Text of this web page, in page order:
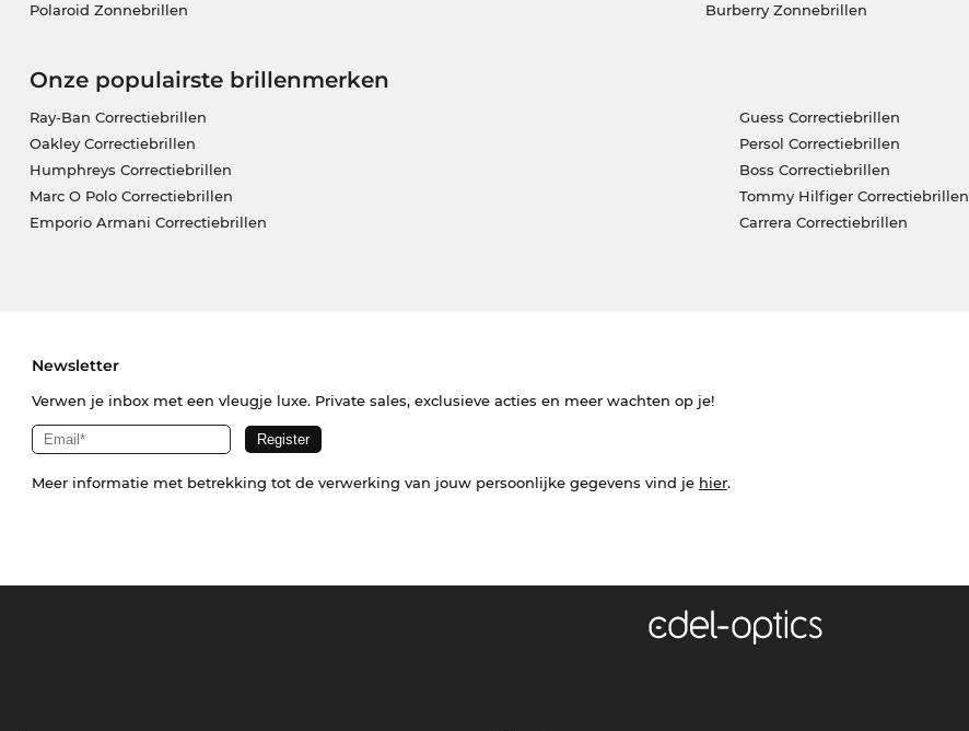
Polaroid Zonnebrillen
Burberry Zonnebrillen
Onze populairste brillenmerken
Ray-Ban Correctiebrillen
Oakley Correctiebrillen
Humphreys Correctiebrillen
Marc O Polo Correctiebrillen
Emporio Armani Correctiebrillen
Guess Correctiebrillen
Persol Correctiebrillen
Boss Correctiebrillen
Tommy Hilfiger Correctiebrillen
Carrera Correctiebrillen
Newsletter
Verwen je inbox met een vleugje luxe. Private sales, exclusieve acties en meer wachten op je!
Meer informatie met betrekking tot de verwerking van jouw persoonlijke gegevens vind je hier.